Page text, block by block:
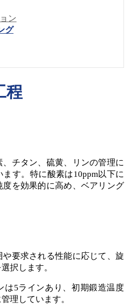
ン
グ
程
チタン、硫黄、リンの管理に
す。特に酸素は10ppm以下に
を効果的に高め、ベアリング
要求される性能に応じて、旋
択します。
は5ラインあり、初期鍛造温度
理しています。